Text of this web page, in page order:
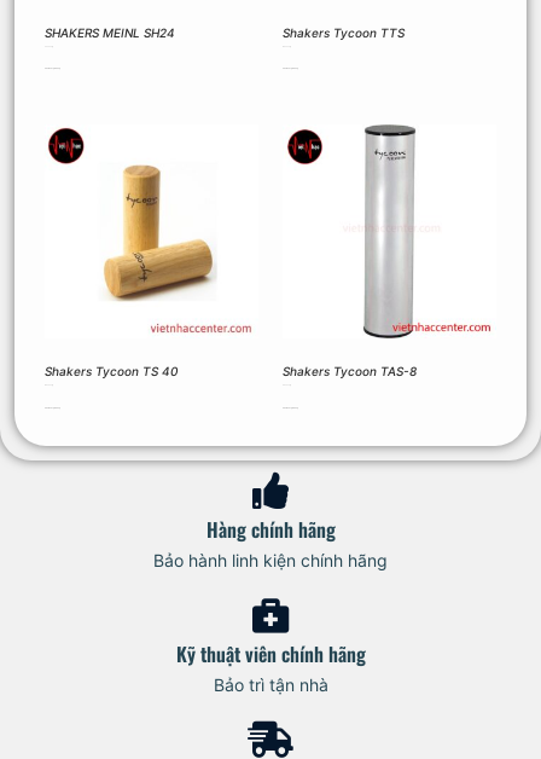
SHAKERS MEINL SH24 Shakers Tycoon TTS
Shakers Tycoon TS 40 Shakers Tycoon TAS-8
Hàng chính hãng
Bảo hành linh kiện chính hãng
Kỹ thuật viên chính hãng
Bảo trì tận nhà